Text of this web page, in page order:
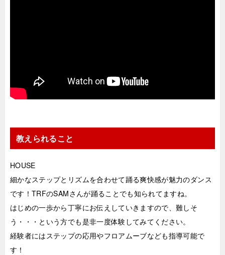
教えられること
HOUSE
細かなステップとリズムを合わせて踊る爽快感が魅力のダンス
です！TRFのSAMさんが踊ることでも知られてますね。
はじめの一歩から丁寧にお伝えしていきますので、難しそ
う・・・という方でも是非一度体験してみてください。
経験者にはステップの応用やフロアムーブなども指導可能で
す！